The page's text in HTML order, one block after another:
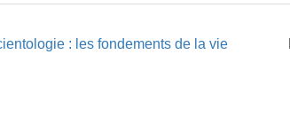
: les fondements de la vie